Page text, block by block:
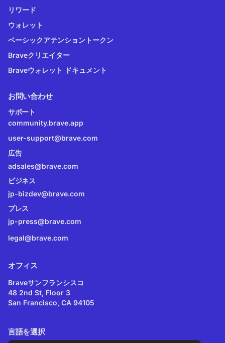
リワード
ウォレット
ベーシックアテンショントークン
Braveクリエイター
Braveウォレット ドキュメント
お問い合わせ
サポート
community.brave.app
user-support@brave.com
広告
adsales@brave.com
ビジネス
jp-bizdev@brave.com
プレス
jp-press@brave.com
legal@brave.com
オフィス
Braveサンフランシスコ
48 2nd St, Floor 3
San Francisco, CA 94105
言語を選択